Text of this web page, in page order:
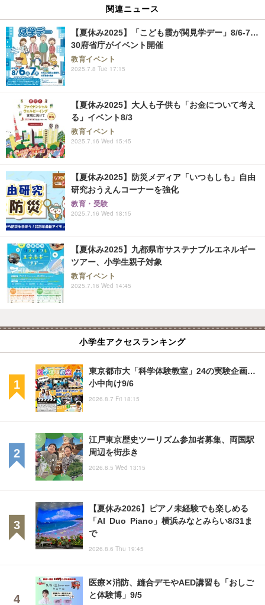
関連ニュース
【夏休み2025】「こども霞が関見学デー」8/6-7…
30府省庁がイベント開催
教育イベント
2025.7.8 Tue 17:15
【夏休み2025】大人も子供も「お金について考え
る」イベント8/3
教育イベント
2025.7.16 Wed 15:45
【夏休み2025】防災メディア「いつもしも」自由
研究おうえんコーナーを強化
教育・受験
2025.7.16 Wed 18:15
【夏休み2025】九都県市サステナブルエネルギー
ツアー、小学生親子対象
教育イベント
2025.7.16 Wed 14:45
小学生アクセスランキング
東京都市大「科学体験教室」24の実験企画…
小中向け9/6
2026.8.7 Fri 18:15
江戸東京歴史ツーリズム参加者募集、両国駅
周辺を街歩き
2026.8.5 Wed 13:15
【夏休み2026】ピアノ未経験でも楽しめる
「AI Duo Piano」横浜みなとみらい8/31ま
で
2026.8.6 Thu 19:45
医療✕消防、縫合デモやAED講習も「おしご
と体験博」9/5